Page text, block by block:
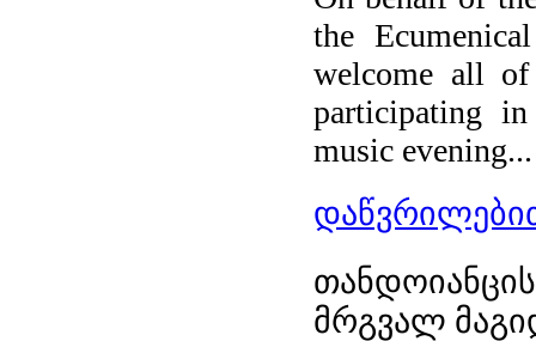
the
welcome all
participating
music evening...
მრგვალ